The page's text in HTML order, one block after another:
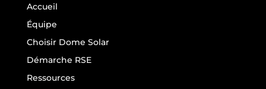
Accueil
Équipe
Choisir Dome Solar
Démarche RSE
Ressources